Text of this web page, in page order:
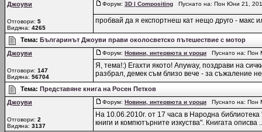
Джоуви
Отговори: 5
Видяна: 4265
Форум: 3D | Compositing Пуснато на: Пон Юни 21,
пробвай да я експортнеш кат нещо друго -
Тема: Българинът Джоуви прави околосветско пътешествие с мотор
Джоуви
Отговори: 147
Видяна: 56704
Форум: Новини, интервюта и уроци Пуснато на: Пон
Я, тема!:) Егахти якото! Anyway, поздрави на
разбрал, демек съм близо вече - за съжаление не
Тема: Представяне книга на Росен Петков
Джоуви
Отговори: 2
Видяна: 3137
Форум: Новини, интервюта и уроци Пуснато на: Пон
На 10.06.2010г. от 17 часа в Народна
книги и компютърните изкуства". Книгата описва